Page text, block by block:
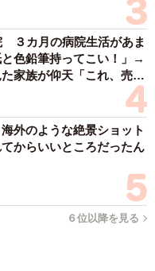
2/10
かりました！
生まれた神々しい構図が
ていうかライオンキン
た飼い主が帰宅すると→愛